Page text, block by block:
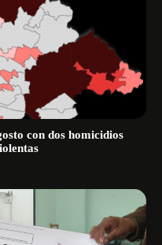
con dos homicidios